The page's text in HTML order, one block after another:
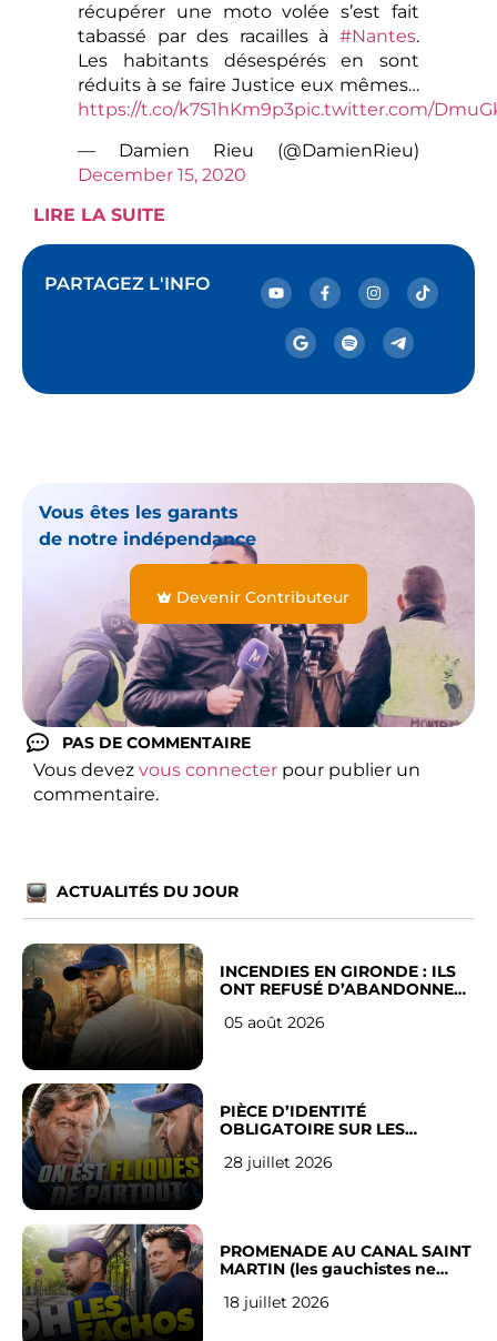
récupérer une moto volée s’est fait
tabassé par des racailles à #Nantes.
Les habitants désespérés en sont
réduits à se faire Justice eux mêmes…
https://t.co/k7S1hKm9p3pic.twitter.com/
— Damien Rieu (@DamienRieu)
December 15, 2020
LIRE LA SUITE
PARTAGEZ L'INFO
Vous êtes les garants
de notre indépendance
Devenir Contributeur
PAS DE COMMENTAIRE
Vous devez vous connecter pour publier un
commentaire.
ACTUALITÉS DU JOUR
INCENDIES EN GIRONDE : ILS
ONT REFUSÉ D’ABANDONNER
05 août 2026
PIÈCE D’IDENTITÉ
OBLIGATOIRE SUR LES
Français
28 juillet 2026
PROMENADE AU CANAL SAINT
MARTIN (les gauchistes ne
18 juillet 2026